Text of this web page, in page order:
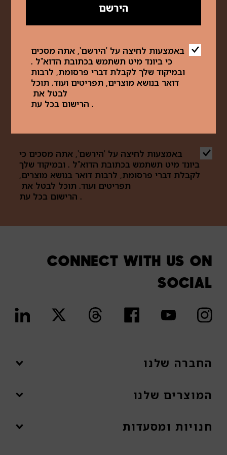
אימייל
באמצעות לחיצה על 'הירשם', אתה מסכים כי
ביונד מיט תשתמש בכתובת הדוא"ל . ובמיקוד שלך
לקבלת דברי פרסומת, לרבות דואר בנושא מוצרים,
תפריטים ועוד. תוכל לבטל את
. הרישום בכל עת
CONNECT WITH US ON
SOCIAL
החברה שלנו
משימה
משקיעים
המוצרים שלנו
מוצרים
חנויות ומסעדות
הירשם
באמצעות לחיצה על 'הירשם', אתה מסכים
כי ביונד מיט תשתמש בכתובת הדוא"ל .
ובמיקוד שלך לקבלת דברי פרסומת, לרבות
דואר בנושא מוצרים, תפריטים ועוד. תוכל
לבטל את
. הרישום בכל עת